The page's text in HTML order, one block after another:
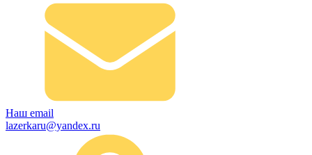
Наш email
lazerkaru@yandex.ru